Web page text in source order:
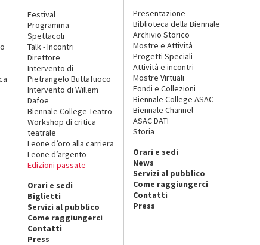
Festival
Programma
Spettacoli
Talk - Incontri
Direttore
Intervento di
Pietrangelo Buttafuoco
Intervento di Willem
Dafoe
Biennale College Teatro
Workshop di critica
teatrale
Leone d’oro alla carriera
Leone d’argento
Edizioni passate
Orari e sedi
Biglietti
Servizi al pubblico
Come raggiungerci
Contatti
Press
Presentazione
Biblioteca della Biennale
Archivio Storico
Mostre e Attività
Progetti Speciali
Attività e incontri
Mostre Virtuali
Fondi e Collezioni
Biennale College ASAC
Biennale Channel
ASAC DATI
Storia
Orari e sedi
News
Servizi al pubblico
Come raggiungerci
Contatti
Press